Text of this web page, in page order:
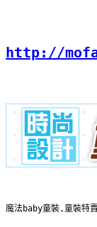
http://
魔法baby童裝,童裝特